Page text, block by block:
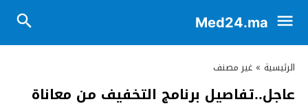
Med24.ma
الرئيسية » غير مصنف
عاجل..تفاصيل برنامج التخفيف من معاناة